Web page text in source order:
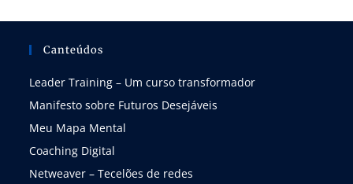
Canteúdos
Leader Training – Um curso transformador
Manifesto sobre Futuros Desejáveis
Meu Mapa Mental
Coaching Digital
Netweaver – Tecelões de redes